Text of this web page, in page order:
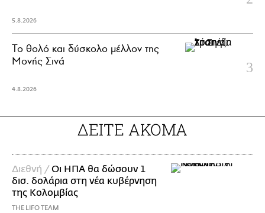
5.8.2026
Το θολό και δύσκολο μέλλον της
Μονής Σινά
4.8.2026
ΔΕΙΤΕ ΑΚΟΜΑ
Διεθνή / Οι ΗΠΑ θα δώσουν 1
δισ. δολάρια στη νέα κυβέρνηση
της Κολομβίας
THE LIFO TEAM